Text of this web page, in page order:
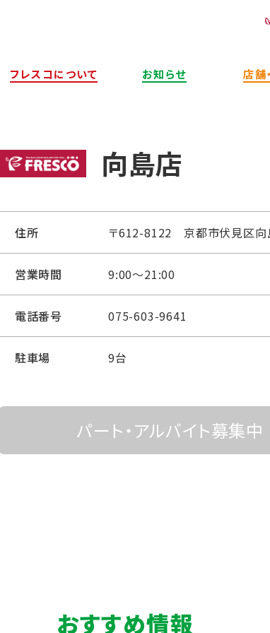
フレスコについて お知らせ 店舗
向島店
住所 〒612-8122 京都市伏見区向
営業時間 9:00～21:00
電話番号 075-603-9641
駐車場 9台
パート・アルバイト募集中
おすすめ情報